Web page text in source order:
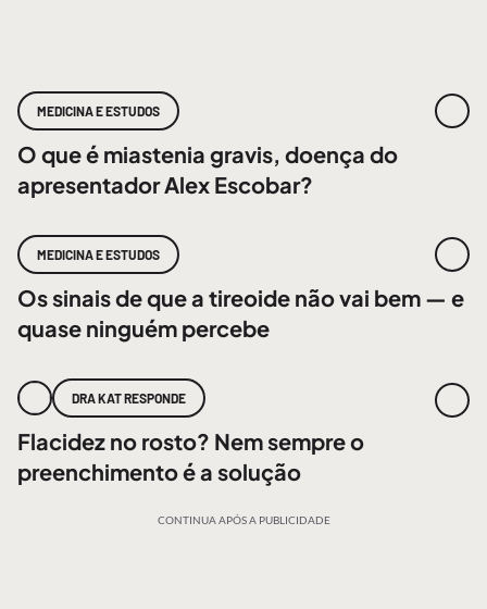
MEDICINA E ESTUDOS
O que é miastenia gravis, doença do
apresentador Alex Escobar?
MEDICINA E ESTUDOS
Os sinais de que a tireoide não vai bem — e
quase ninguém percebe
DRA KAT RESPONDE
Flacidez no rosto? Nem sempre o
preenchimento é a solução
CONTINUA APÓS A PUBLICIDADE